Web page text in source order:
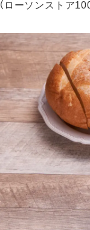
（ローソンストア